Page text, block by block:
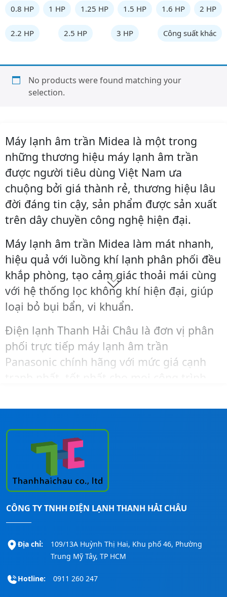
0.8 HP 1 HP 1.25 HP 1.5 HP 1.6 HP 2 HP
2.2 HP 2.5 HP 3 HP Công suất khác
No products were found matching your
selection.
Máy lạnh âm trần Midea là một trong
những thương hiệu máy lạnh âm trần
được người tiêu dùng Việt Nam ưa
chuộng bởi giá thành rẻ, thương hiệu lâu
đời đáng tin cậy, sản phẩm được sản xuất
trên dây chuyền công nghệ hiện đại.
Máy lạnh âm trần Midea làm mát nhanh,
hiệu quả với luồng khí lạnh phân phối đều
khắp phòng, tạo cảm giác thoải mái cùng
với hệ thống lọc không khí hiện đại, giúp
loại bỏ bụi bẩn, vi khuẩn.
Điện lạnh Thanh Hải Châu là đơn vị phân
phối trực tiếp máy lạnh âm trần
Panasonic chính hãng với mức giá cạnh
với giá tốt nhất thì hãy liên hệ ngay
Thanh Hải Châu
được hỗ trợ nhanh nhất nhé!
CÔNG TY TNHH ĐIỆN LẠNH THANH HẢI CHÂU
Địa chỉ:
109/13A Huỳnh Thị Hai, Khu phố 46, Phường
Trung Mỹ Tây, TP HCM
Hotline: 0911 260 247